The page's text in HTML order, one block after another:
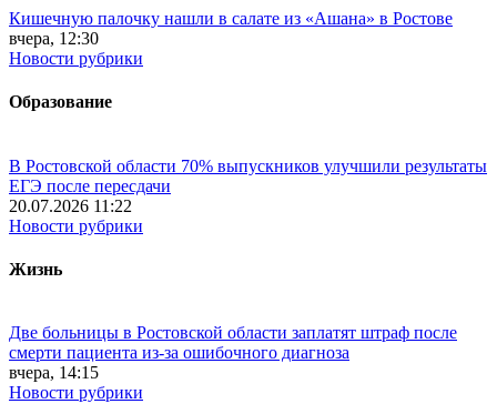
Кишечную палочку нашли в салате из «Ашана» в Ростове
вчера, 12:30
Новости рубрики
Образование
В Ростовской области 70% выпускников улучшили результаты
ЕГЭ после пересдачи
20.07.2026 11:22
Новости рубрики
Жизнь
Две больницы в Ростовской области заплатят штраф после
смерти пациента из-за ошибочного диагноза
вчера, 14:15
Новости рубрики